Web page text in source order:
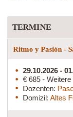
TERMINE
Ritmo y Pasión -
29.10.2026 -
€ 685 -
Dozenten:
Domizil: Altes